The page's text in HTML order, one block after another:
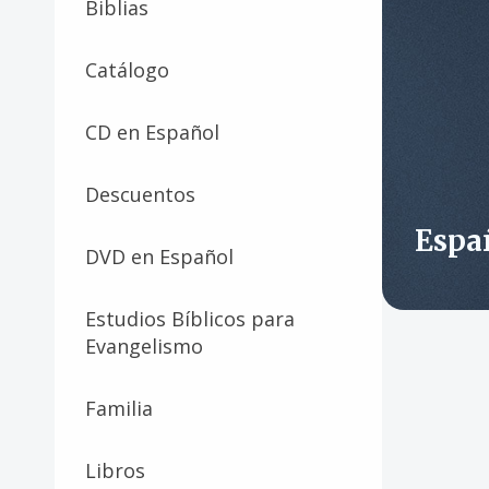
Biblias
Catálogo
CD en Español
Descuentos
DVD en Español
Estudios Bíblicos para
Evangelismo
Familia
Libros